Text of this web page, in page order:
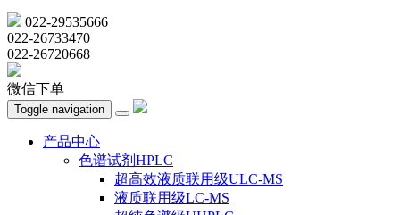
022-29535666
022-26733470
022-26720668
微信下单
Toggle navigation
产品中心
色谱试剂HPLC
超高效液质联用级ULC-MS
液质联用级LC-MS